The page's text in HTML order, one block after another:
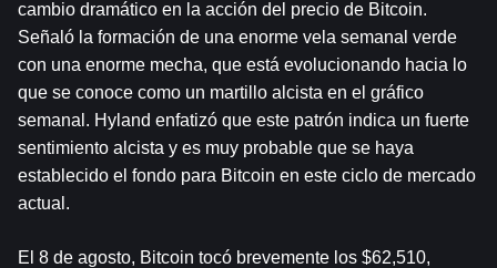
cambio dramático en la acción del precio de Bitcoin.
Señaló la formación de una enorme vela semanal verde
con una enorme mecha, que está evolucionando hacia lo
que se conoce como un martillo alcista en el gráfico
semanal. Hyland enfatizó que este patrón indica un fuerte
sentimiento alcista y es muy probable que se haya
establecido el fondo para Bitcoin en este ciclo de mercado
actual.
El 8 de agosto, Bitcoin tocó brevemente los $62,510,